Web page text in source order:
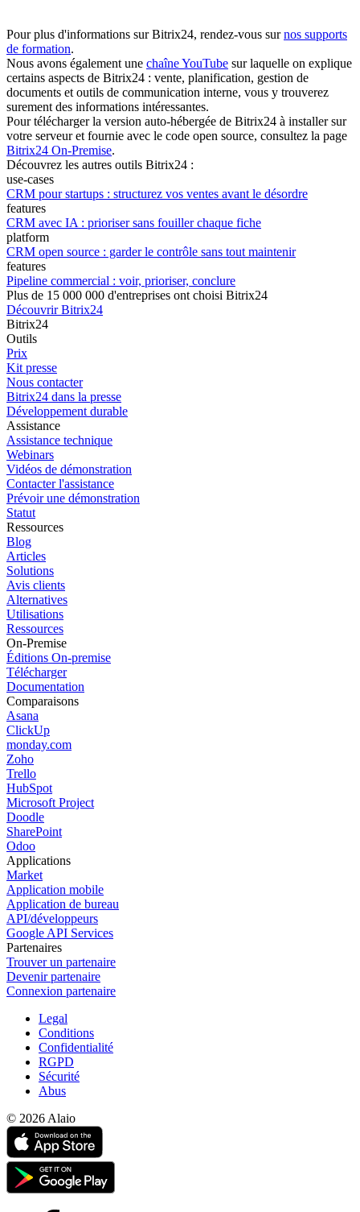
Pour plus d'informations sur Bitrix24, rendez-vous surnos supports
de formation.
Nous avons également une chaîne YouTube sur laquelle on explique
certains aspects de Bitrix24 : vente, planification, gestion de
documents et outils de communication interne, vous y trouverez
surement des informations intéressantes.
Pour télécharger la version auto-hébergée de Bitrix24 à installer sur
votre serveur et fournie avec le code open source, consultez la page
Bitrix24 On-Premise.
Découvrez les autres outils Bitrix24 :
use-cases
CRM pour startups : structurez vos ventes avant le désordre
features
CRM avec IA : prioriser sans fouiller chaque fiche
platform
CRM open source : garder le contrôle sans tout maintenir
features
Pipeline commercial : voir, prioriser, conclure
Plus de 15 000 000 d'entreprises ont choisi Bitrix24
Découvrir Bitrix24
Bitrix24
Outils
Prix
Kit presse
Nous contacter
Bitrix24 dans la presse
Développement durable
Assistance
Assistance technique
Webinars
Vidéos de démonstration
Contacter l'assistance
Prévoir une démonstration
Statut
Ressources
Blog
Articles
Solutions
Avis clients
Alternatives
Utilisations
Ressources
On-Premise
Éditions On-premise
Télécharger
Documentation
Comparaisons
Asana
ClickUp
monday.com
Zoho
Trello
HubSpot
Microsoft Project
Doodle
SharePoint
Odoo
Applications
Market
Application mobile
Application de bureau
API/développeurs
Google API Services
Partenaires
Trouver un partenaire
Devenir partenaire
Connexion partenaire
Legal
Conditions
Confidentialité
RGPD
Sécurité
Abus
© 2026 Alaio